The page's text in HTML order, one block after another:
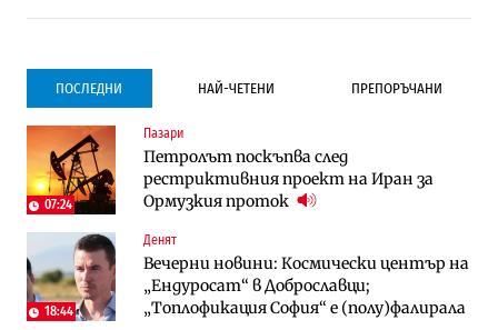
ПОСЛЕДНИ НАЙ-ЧЕТЕНИ ПРЕПОРЪЧАНИ
07:24
Пазари
Петролът поскъпва след
рестриктивния проект на Иран за
Ормузкия проток
18:44
Денят
Вечерни новини: Космически център на
„Ендуросат“ в Доброславци;
„Топлофикация София“ e (полу)фалирала
Градоустройство
Столична община избра изпълнител за
преместването на трамвайното
трасе по бул. „Скобелев“
Компании
Vivacom предлага над 150 устройства с
90% отстъпка през август
Компании
Vivacom предлага над 150 устройства с
90% отстъпка през август
To:know
Последни дни с обозначаване на цените
в лева: Какво предстои?